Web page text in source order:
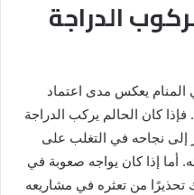
الدراجة
المنام يعكس مدى اعتماد
كان الحالم يركب الدراجة
إلى نجاحه في التغلب على
أما إذا كان يواجه صعوبة في
تحذيرًا من تعثره في مشاريعه